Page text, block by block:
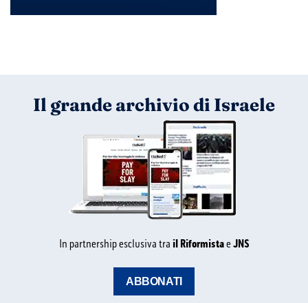
Il grande archivio di Israele
In partnership esclusiva tra il RiformistaeJNS
ABBONATI